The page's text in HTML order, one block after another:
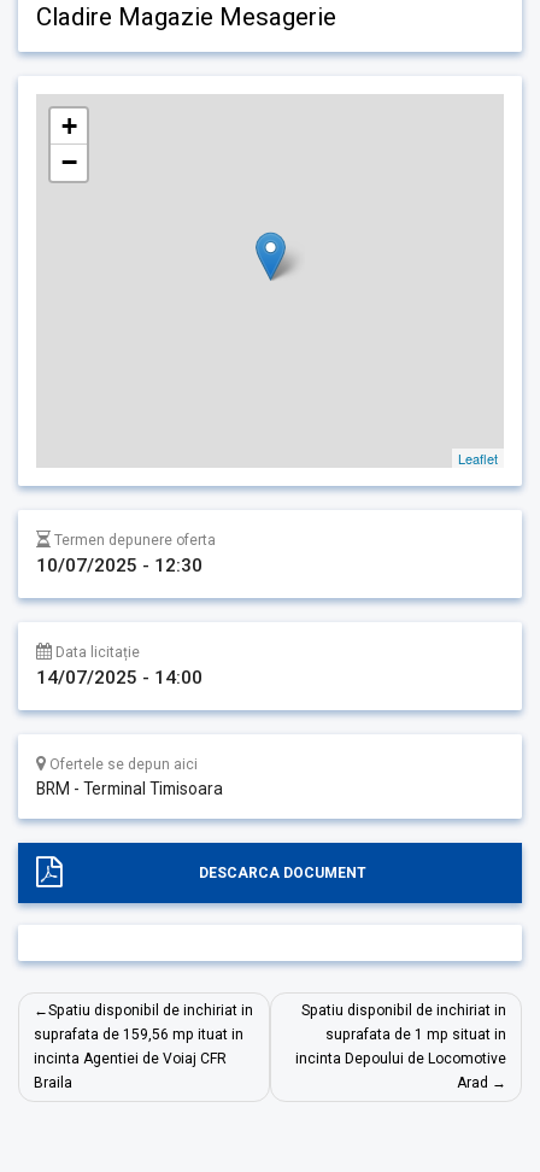
Cladire Magazie Mesagerie
+
−
Leaflet
Termen depunere oferta
10/07/2025 - 12:30
Data licitație
14/07/2025 - 14:00
Ofertele se depun aici
BRM - Terminal Timisoara
DESCARCA DOCUMENT
Navigare
în
articole
Spatiu disponibil de inchiriat in
suprafata de 159,56 mp ituat in
incinta Agentiei de Voiaj CFR
Braila
Spatiu disponibil de inchiriat in
suprafata de 1 mp situat in
incinta Depoului de Locomotive
Arad